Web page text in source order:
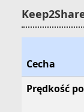
Cecha
Prędkość